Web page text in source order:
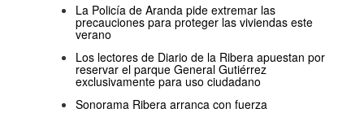
La Policía de Aranda pide extremar las
precauciones para proteger las viviendas este
verano
Los lectores de Diario de la Ribera apuestan por
reservar el parque General Gutiérrez
exclusivamente para uso ciudadano
Sonorama Ribera arranca con fuerza